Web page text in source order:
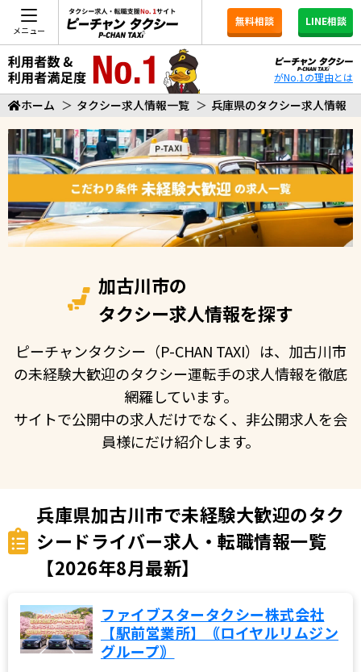
メニュー
無料相談 LINE相談
がNo.1の理由とは
ホーム ＞ タクシー求人情報一覧 ＞ 兵庫県のタクシー求人情報
加古川市の
タクシー求人情報を探す
ピーチャンタクシー（P-CHAN TAXI）は、加古川市
の未経験大歓迎のタクシー運転手の求人情報を徹底
網羅しています。
サイトで公開中の求人だけでなく、非公開求人を会
員様にだけ紹介します。
兵庫県加古川市で未経験大歓迎のタク
シードライバー求人・転職情報一覧
【2026年8月最新】
ファイブスタータクシー株式会社
【駅前営業所】｟ロイヤルリムジン
グループ｠